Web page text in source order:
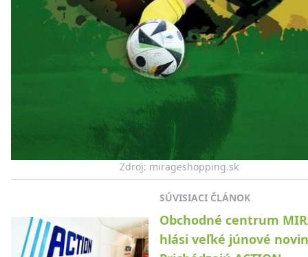
Zdroj: mirageshopping.sk
SÚVISIACI ČLÁNOK
Obchodné centrum
hlási veľké júnové